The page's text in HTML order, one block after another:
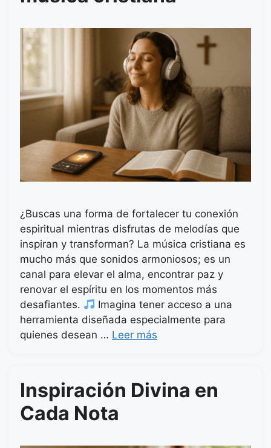
¿Buscas una forma de fortalecer tu conexión
espiritual mientras disfrutas de melodías que
inspiran y transforman? La música cristiana es
mucho más que sonidos armoniosos; es un
canal para elevar el alma, encontrar paz y
renovar el espíritu en los momentos más
desafiantes.
Imagina tener acceso a una
herramienta diseñada especialmente para
quienes desean … Leer más
Inspiración Divina en
Cada Nota